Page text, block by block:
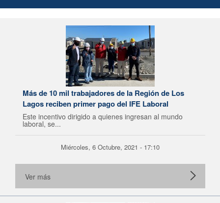
Más de 10 mil trabajadores de la Región de Los
Lagos reciben primer pago del IFE Laboral
Este incentivo dirigido a quienes ingresan al mundo
laboral, se...
Miércoles, 6 Octubre, 2021 - 17:10
Ver más